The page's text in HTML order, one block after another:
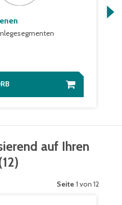
auf Ihren
12)
Seite 1 von 12